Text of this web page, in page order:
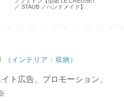
／ STAUB ／ハンドメイド】
インテリア・収納）
ト広告、プロモーション、